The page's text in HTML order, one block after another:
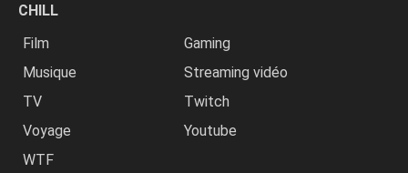
CHILL
Film
Gaming
Musique
Streaming vidéo
TV
Twitch
Voyage
Youtube
WTF